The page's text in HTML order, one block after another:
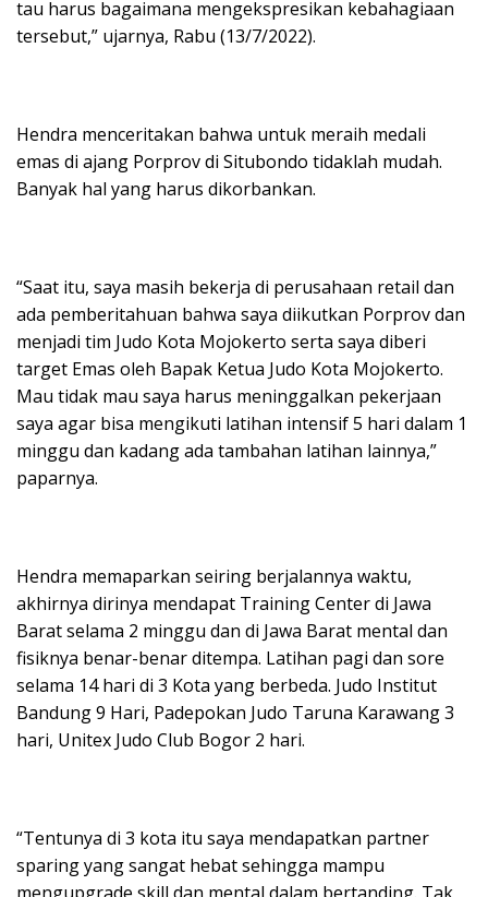
tau harus bagaimana mengekspresikan kebahagiaan
tersebut,” ujarnya, Rabu (13/7/2022).
Hendra menceritakan bahwa untuk meraih medali
emas di ajang Porprov di Situbondo tidaklah mudah.
Banyak hal yang harus dikorbankan.
“Saat itu, saya masih bekerja di perusahaan retail dan
ada pemberitahuan bahwa saya diikutkan Porprov dan
menjadi tim Judo Kota Mojokerto serta saya diberi
target Emas oleh Bapak Ketua Judo Kota Mojokerto.
Mau tidak mau saya harus meninggalkan pekerjaan
saya agar bisa mengikuti latihan intensif 5 hari dalam 1
minggu dan kadang ada tambahan latihan lainnya,”
paparnya.
Hendra memaparkan seiring berjalannya waktu,
akhirnya dirinya mendapat Training Center di Jawa
Barat selama 2 minggu dan di Jawa Barat mental dan
fisiknya benar-benar ditempa. Latihan pagi dan sore
selama 14 hari di 3 Kota yang berbeda. Judo Institut
Bandung 9 Hari, Padepokan Judo Taruna Karawang 3
hari, Unitex Judo Club Bogor 2 hari.
“Tentunya di 3 kota itu saya mendapatkan partner
sparing yang sangat hebat sehingga mampu